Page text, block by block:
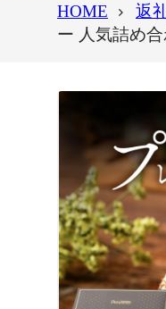
HOME 返
ー 人気詰め